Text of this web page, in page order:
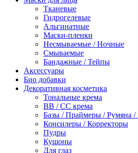
Тканевые
Гидрогелевые
Альгинатные
Маски-пленки
Несмываемые / Ночные
Смываемые
Бандажные / Тейпы
Аксессуары
Био добавки
Декоративная косметика
Тональные крема
BB / СС крема
Базы / Праймеры / Румяна /
Консилеры / Корректоры
Пудры
Кушоны
Для глаз